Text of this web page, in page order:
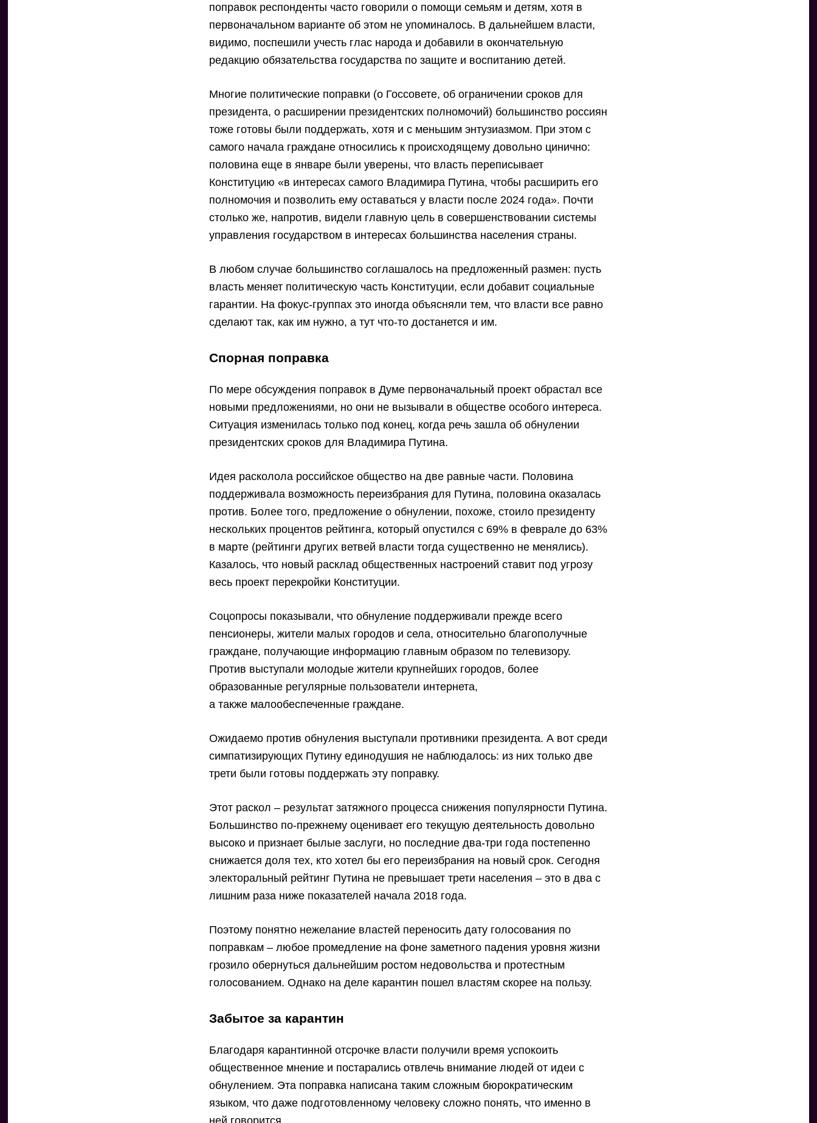
поправок респонденты часто говорили о помощи семьям и детям, хотя в
первоначальном варианте об этом не упоминалось. В дальнейшем власти,
видимо, поспешили учесть глас народа и добавили в окончательную
редакцию обязательства государства по защите и воспитанию детей.
Многие политические поправки (о Госсовете, об ограничении сроков для
президента, о расширении президентских полномочий) большинство россиян
тоже готовы были поддержать, хотя и с меньшим энтузиазмом. При этом с
самого начала граждане относились к происходящему довольно цинично:
половина еще в январе были уверены, что власть переписывает
Конституцию «в интересах самого Владимира Путина, чтобы расширить его
полномочия и позволить ему оставаться у власти после 2024 года». Почти
столько же, напротив, видели главную цель в совершенствовании системы
управления государством в интересах большинства населения страны.
В любом случае большинство соглашалось на предложенный размен: пусть
власть меняет политическую часть Конституции, если добавит социальные
гарантии. На фокус-группах это иногда объясняли тем, что власти все равно
сделают так, как им нужно, а тут что-то достанется и им.
Спорная поправка
По мере обсуждения поправок в Думе первоначальный проект обрастал все
новыми предложениями, но они не вызывали в обществе особого интереса.
Ситуация изменилась только под конец, когда речь зашла об обнулении
президентских сроков для Владимира Путина.
Идея расколола российское общество на две равные части. Половина
поддерживала возможность переизбрания для Путина, половина оказалась
против. Более того, предложение о обнулении, похоже, стоило президенту
нескольких процентов рейтинга, который опустился с 69% в феврале до 63%
в марте (рейтинги других ветвей власти тогда существенно не менялись).
Казалось, что новый расклад общественных настроений ставит под угрозу
весь проект перекройки Конституции.
Соцопросы показывали, что обнуление поддерживали прежде всего
пенсионеры, жители малых городов и села, относительно благополучные
граждане, получающие информацию главным образом по телевизору.
Против выступали молодые жители крупнейших городов, более
образованные регулярные пользователи интернета,
а также малообеспеченные граждане.
Ожидаемо против обнуления выступали противники президента. А вот среди
симпатизирующих Путину единодушия не наблюдалось: из них только две
трети были готовы поддержать эту поправку.
Этот раскол – результат затяжного процесса снижения популярности Путина.
Большинство по-прежнему оценивает его текущую деятельность довольно
высоко и признает былые заслуги, но последние два-три года постепенно
снижается доля тех, кто хотел бы его переизбрания на новый срок. Сегодня
электоральный рейтинг Путина не превышает трети населения – это в два с
лишним раза ниже показателей начала 2018 года.
Поэтому понятно нежелание властей переносить дату голосования по
поправкам – любое промедление на фоне заметного падения уровня жизни
грозило обернуться дальнейшим ростом недовольства и протестным
голосованием. Однако на деле карантин пошел властям скорее на пользу.
Забытое за карантин
Благодаря карантинной отсрочке власти получили время успокоить
общественное мнение и постарались отвлечь внимание людей от идеи с
обнулением. Эта поправка написана таким сложным бюрократическим
языком, что даже подготовленному человеку сложно понять, что именно в